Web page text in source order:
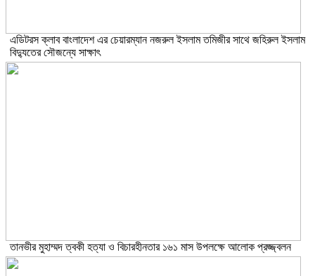
এডিটরস ক্লাব বাংলাদেশ এর চেয়ারম্যান নজরুল ইসলাম তমিজীর সাথে জহিরুল ইসলাম
বিদ্যুতের সৌজন্যে সাক্ষাৎ
তানভীর মুহাম্মদ ত্বকী হত্যা ও বিচারহীনতার ১৬১ মাস উপলক্ষে আলোক প্রজ্জ্বলন